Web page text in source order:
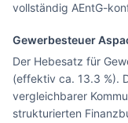
vollständig AEntG-
Gewerbesteuer
Der Hebesatz für
(effektiv ca. 13.3 %).
vergleichbarer
strukturierten